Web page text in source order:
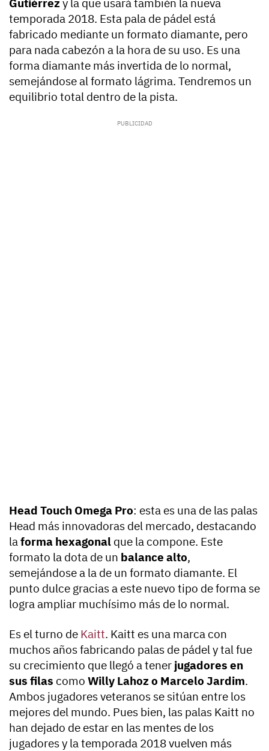
Gutiérrezy la que usará también la nueva
temporada 2018. Esta pala de pádel está
fabricado mediante un formato diamante, pero
para nada cabezón a la hora de su uso. Es una
forma diamante más invertida de lo normal,
semejándose al formato lágrima. Tendremos un
equilibrio total dentro de la pista.
Head Touch Omega Pro: esta es una de las palas
Head más innovadoras del mercado, destacando
laforma hexagonal que la compone. Este
formato la dota de un balance alto,
semejándose a la de un formato diamante. El
punto dulce gracias a este nuevo tipo de forma se
logra ampliar muchísimo más de lo normal.
Es el turno de Kaitt. Kaitt es una marca con
muchos años fabricando palas de pádel y tal fue
su crecimiento que llegó a tener jugadores en
sus filas como Willy Lahoz o Marcelo Jardim.
Ambos jugadores veteranos se sitúan entre los
mejores del mundo. Pues bien, las palas Kaitt no
han dejado de estar en las mentes de los
jugadores y la temporada 2018 vuelven más